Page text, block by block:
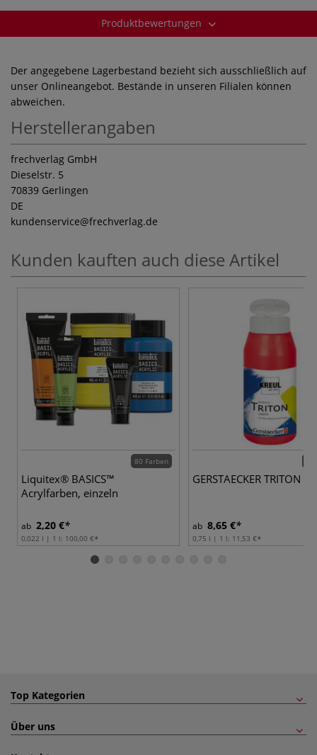
Produktbewertungen
Der angegebene Lagerbestand bezieht sich ausschließlich auf
unser Onlineangebot. Bestände in unseren Filialen können
abweichen.
Herstellerangaben
frechverlag GmbH
Dieselstr. 5
70839 Gerlingen
DE
kundenservice@frechverlag.de
Kunden kauften auch diese Artikel
80 Farben
Liquitex® BASICS™
Acrylfarben, einzeln
ab 2,20 €
0,022 l | 1 l: 100,00 €
GERSTAECKER TRITON
ab 8,65 €
0,75 l | 1 l: 11,53 €
Top Kategorien
Über uns